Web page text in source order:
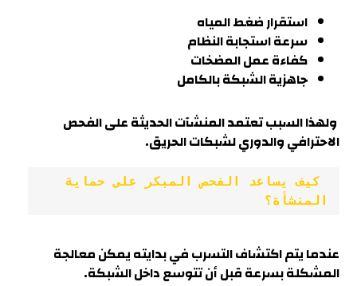
استقرار ضغط المياه
سرعة استجابة النظام
كفاءة عمل المضخات
جاهزية الشبكة بالكامل
ولهذا السبب تعتمد المنشآت الحديثة على الفحص
الاحترافي والدوري لشبكات الحريق.
المنشأة؟
عندما يتم اكتشاف التسرب في بدايته يمكن معالجة
المشكلة بسرعة قبل أن تتوسع داخل الشبكة.